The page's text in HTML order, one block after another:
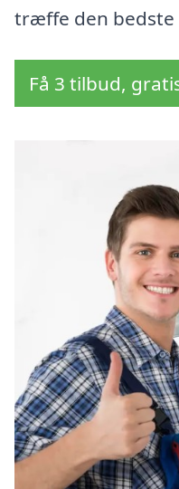
træffe den bedste
Få 3 tilbud,